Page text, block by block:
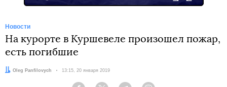
Новости
На курорте в Куршевеле произошел пожар,
есть погибшие
Автор:
Oleg Panfilovych Дата:
13:15, 20 января 2019